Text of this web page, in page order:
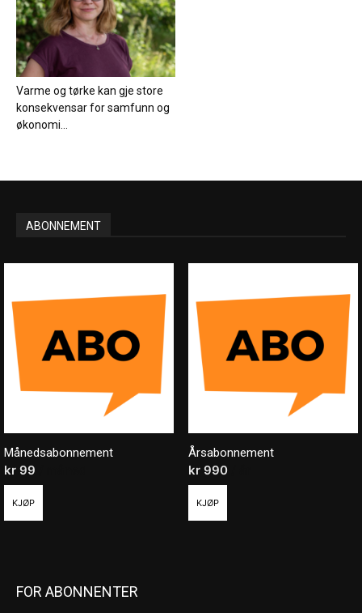
Varme og tørke kan gje store
konsekvensar for samfunn og
økonomi...
ABONNEMENT
Månedsabonnement
kr 99
KJØP
Årsabonnement
kr990
KJØP
FOR ABONNENTER